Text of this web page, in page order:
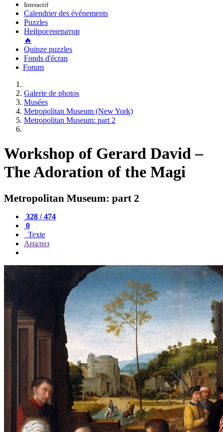
Interactif
Calendrier des événements
Puzzles
Нейрогенератор
🔥
Quinze puzzles
Fonds d'écran
Forum
Galerie de photos
Musées
Metropolitan Museum (New York)
Metropolitan Museum: part 2
Workshop of Gerard David –
The Adoration of the Magi
Metropolitan Museum: part 2
328 / 474
0
Texte
Анализ